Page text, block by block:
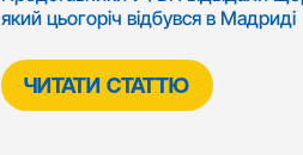
який цьогоріч відбувся в Мадриді
ЧИТАТИ СТАТТЮ